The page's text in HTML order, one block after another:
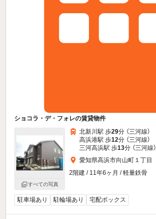
ショコラ・デ・フォレの賃貸物件
すべての写真
北新川駅 歩29分 （三河線）
高浜港駅 歩12分 （三河線）
三河高浜駅 歩13分 （三河線）
愛知県高浜市向山町１丁目
2階建 / 11年6ヶ月 / 軽量鉄骨
駐車場あり 駐輪場あり 宅配ボックス